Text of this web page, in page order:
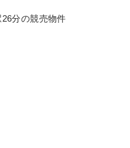
分の競売物件